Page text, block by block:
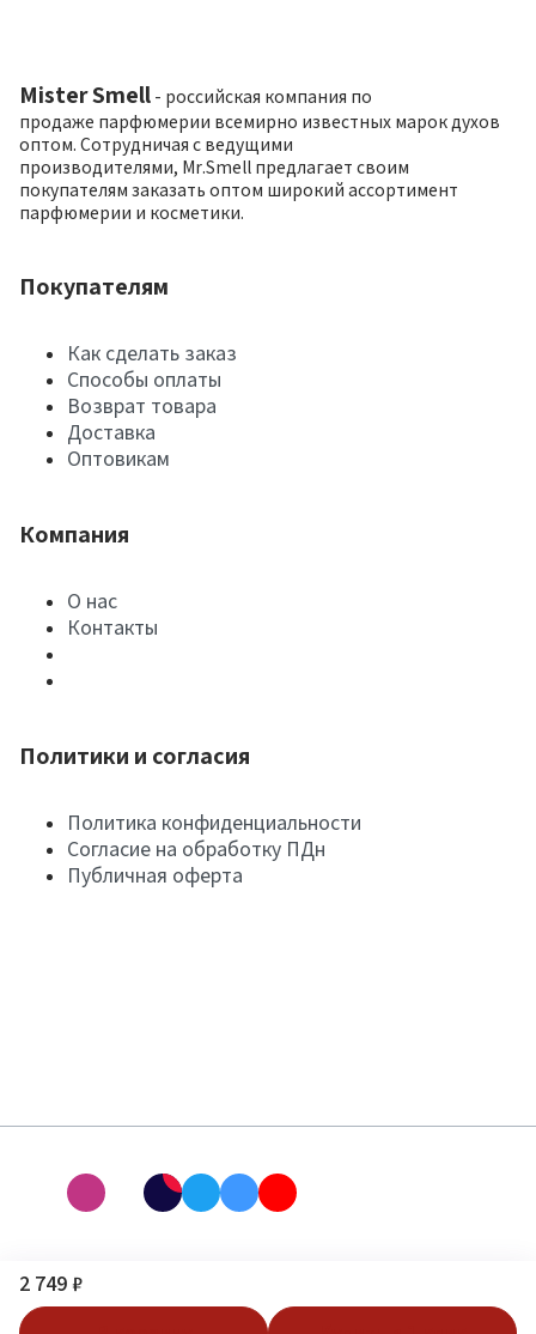
2 749 ₽
Mister Smell - российская компания по
продаже парфюмерии всемирно известных марок духов
оптом. Сотрудничая с ведущими
производителями, Mr.Smell предлагает своим
покупателям заказать оптом широкий ассортимент
парфюмерии и косметики.
Покупателям
Как сделать заказ
Способы оплаты
Возврат товара
Доставка
Оптовикам
Компания
О нас
Контакты
Политики и согласия
Политика конфиденциальности
Согласие на обработку ПДн
Публичная оферта